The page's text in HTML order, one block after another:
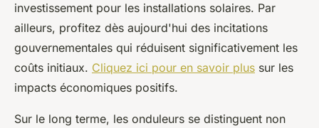
investissement pour les installations solaires. Par
ailleurs, profitez dès aujourd'hui des incitations
gouvernementales qui réduisent significativement les
coûts initiaux. Cliquez ici pour en savoir plus sur les
impacts économiques positifs.
Sur le long terme, les onduleurs se distinguent non